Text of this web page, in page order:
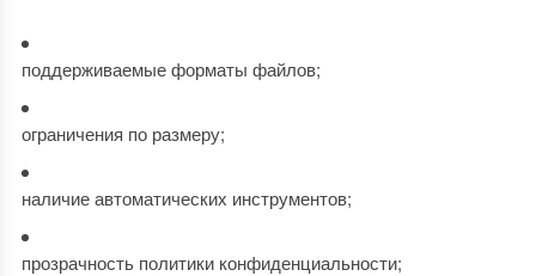
поддерживаемые форматы файлов;
ограничения по размеру;
наличие автоматических инструментов;
прозрачность политики конфиденциальности;